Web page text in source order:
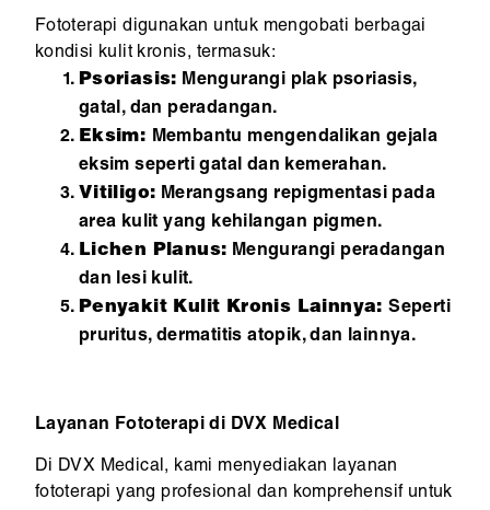
Fototerapi digunakan untuk mengobati berbagai
kondisi kulit kronis, termasuk:
Psoriasis: Mengurangi plak psoriasis,
gatal, dan peradangan.
Eksim: Membantu mengendalikan gejala
eksim seperti gatal dan kemerahan.
Vitiligo: Merangsang repigmentasi pada
area kulit yang kehilangan pigmen.
Lichen Planus: Mengurangi peradangan
dan lesi kulit.
Penyakit Kulit Kronis Lainnya:Seperti
pruritus, dermatitis atopik, dan lainnya.
Layanan Fototerapi di DVX Medical
Di DVX Medical, kami menyediakan layanan
fototerapi yang profesional dan komprehensif untuk